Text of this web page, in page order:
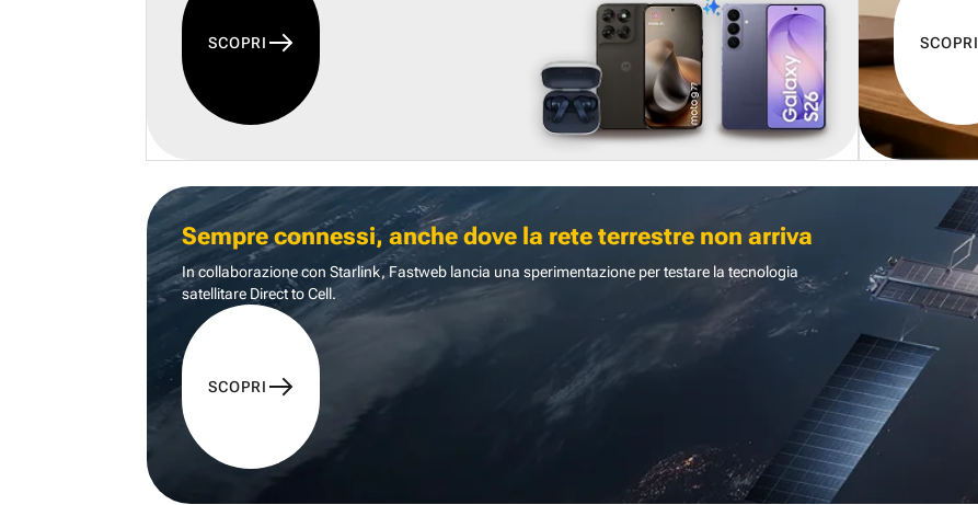
SCOPRI SCOPRI
Sempre connessi, anche dove la rete terrestre non arriva
In collaborazione con Starlink, Fastweb lancia una sperimentazione per testare la tecnologia
satellitare Direct to Cell.
SCOPRI